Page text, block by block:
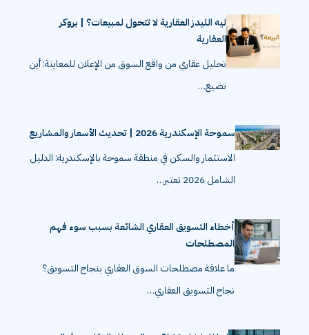
ليه الليدز العقارية لا تتحول لمبيعات؟ | بروكر
العقارية
تحليل عقاري من واقع السوق من الإعلان للمعاينة: أين
تضيع…
سموحة الإسكندرية 2026 | تحديث الأسعار والمشاريع
الاستثمار والسكن في منطقة سموحة بالإسكندرية: الدليل
الشامل 2026 تعتبر…
أخطاء التسويق العقاري الشائعة بسبب سوء فهم
المصطلحات
ما علاقة مصطلحات السوق العقاري بنجاح التسويق؟
نجاح التسويق العقاري…